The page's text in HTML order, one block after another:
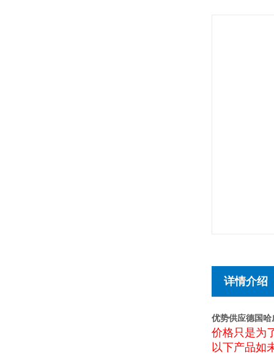
详情介绍
优势供应德国
价格只是为
以下产品如